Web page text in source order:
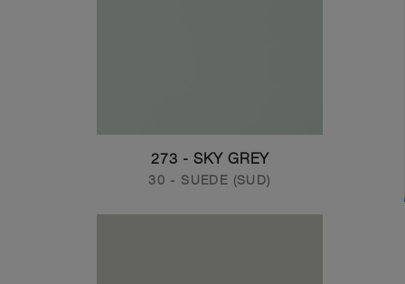
273 - SKY GREY
30 - SUEDE (SUD)